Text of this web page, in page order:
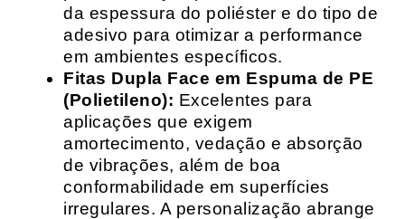
da espessura do poliéster e do tipo de
adesivo para otimizar a performance
em ambientes específicos.
Fitas Dupla Face em Espuma de PE
(Polietileno): Excelentes para
aplicações que exigem
amortecimento, vedação e absorção
de vibrações, além de boa
conformabilidade em superfícies
irregulares. A personalização abrange